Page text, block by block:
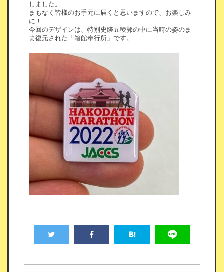
しました。
まもなく皆様のお手元に届くと思いますので、お楽しみ
に！
今回のデザインは、特別史跡五稜郭の中に当時の姿のま
ま復元された「箱館奉行所」です。